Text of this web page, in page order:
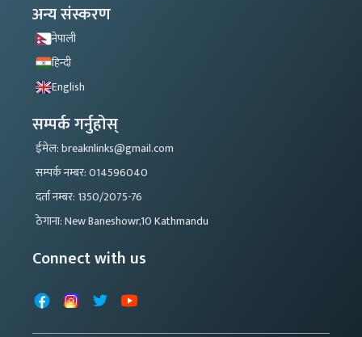
अन्य संस्करण
नेपाली
हिन्दी
English
सम्पर्क गर्नुहोस्
ईमेल: breaknlinks@gmail.com
सम्पर्क नम्बर: 014596040
दर्ता नम्बर: 1350/2075-76
ठेगाना: New Baneshowr,10 Kathmandu
Connect with us
FacebookInstagram
X YouTube